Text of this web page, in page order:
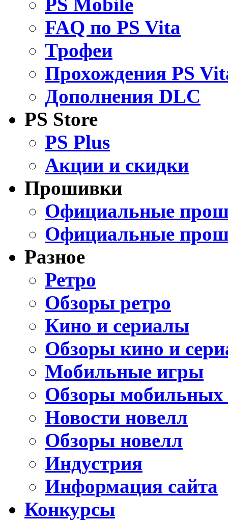
PS Mobile
FAQ по PS Vita
Трофеи
Прохождения PS
Дополнения DLC
PS Store
PS Plus
Акции и скидки
Прошивки
Официальные
Официальные
Разное
Ретро
Обзоры ретро
Кино и сериалы
Обзоры кино и
Мобильные игры
Обзоры мобильных
Новости новелл
Обзоры новелл
Индустрия
Информация сайта
Конкурсы